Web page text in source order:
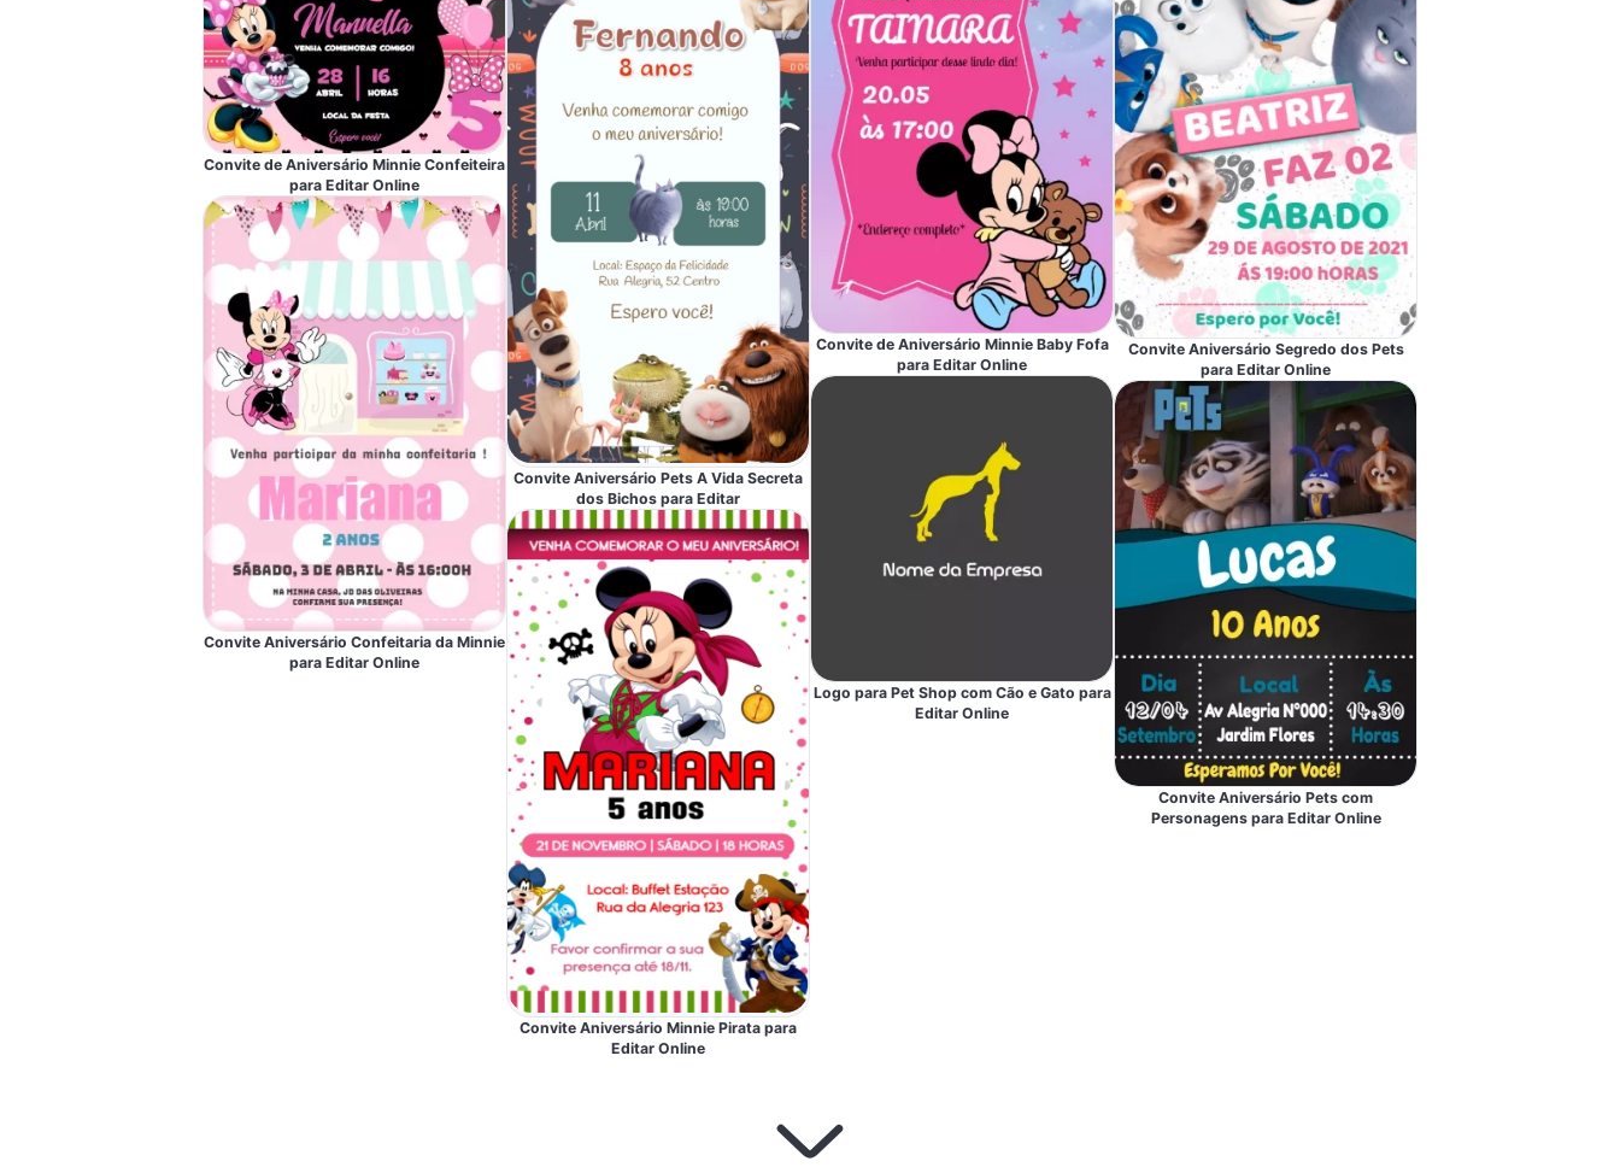
Convite de Aniversário Minnie Confeiteira
para Editar Online
Convite Aniversário Confeitaria da Minnie
para Editar Online
Convite Aniversário Pets A Vida Secreta
dos Bichos para Editar
Convite Aniversário Minnie Pirata para
Editar Online
Convite de Aniversário Minnie Baby Fofa
para Editar Online
Logo para Pet Shop com Cão e Gato para
Editar Online
Convite Aniversário Segredo dos Pets
para Editar Online
Convite Aniversário Pets com
Personagens para Editar Online